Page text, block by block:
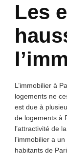
Les
L’immobilier à
logements ne
est due à
de logements à
l’attractivité de
l’immobilier a
habitants de